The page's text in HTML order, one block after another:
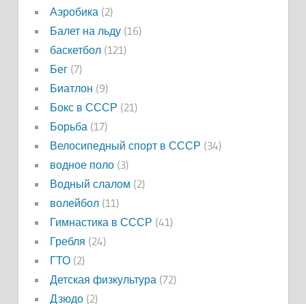
Аэробика (2)
Балет на льду(16)
баскетбол(121)
Бег(7)
Биатлон (9)
Бокс в СССР (21)
Борьба (17)
Велосипедный спорт в СССР (34)
водное поло(3)
Водный слалом (2)
волейбол(11)
Гимнастика в СССР (41)
Гребля (24)
ГТО(2)
Детская физкультура (72)
Дзюдо(2)